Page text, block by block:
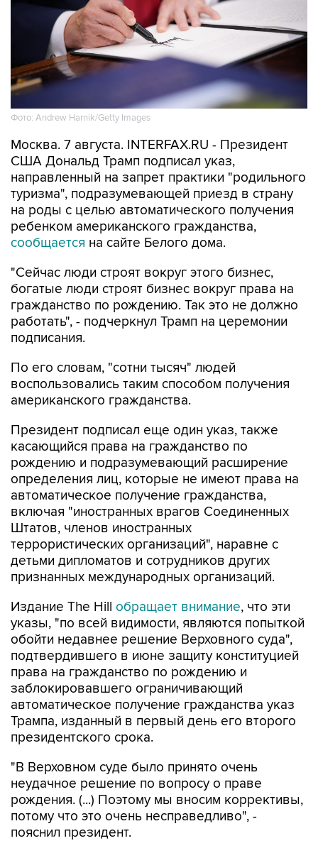
Фото: Andrew Harnik/Getty Images
Москва. 7 августа. INTERFAX.RU - Президент
США Дональд Трамп подписал указ,
направленный на запрет практики "родильного
туризма", подразумевающей приезд в страну
на роды с целью автоматического получения
ребенком американского гражданства,
сообщается на сайте Белого дома.
"Сейчас люди строят вокруг этого бизнес,
богатые люди строят бизнес вокруг права на
гражданство по рождению. Так это не должно
работать", - подчеркнул Трамп на церемонии
подписания.
По его словам, "сотни тысяч" людей
воспользовались таким способом получения
американского гражданства.
Президент подписал еще один указ, также
касающийся права на гражданство по
рождению и подразумевающий расширение
определения лиц, которые не имеют права на
автоматическое получение гражданства,
включая "иностранных врагов Соединенных
Штатов, членов иностранных
террористических организаций", наравне с
детьми дипломатов и сотрудников других
признанных международных организаций.
Издание The Hill обращает внимание, что эти
указы, "по всей видимости, являются попыткой
обойти недавнее решение Верховного суда",
подтвердившего в июне защиту конституцией
права на гражданство по рождению и
заблокировавшего ограничивающий
автоматическое получение гражданства указ
Трампа, изданный в первый день его второго
президентского срока.
"В Верховном суде было принято очень
неудачное решение по вопросу о праве
рождения. (...) Поэтому мы вносим коррективы,
потому что это очень несправедливо", -
пояснил президент.